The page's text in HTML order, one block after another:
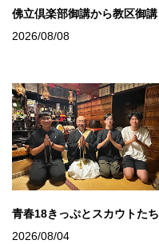
佛立倶楽部御講から教区御講
2026/08/08
青春18きっぷとスカウトたち
2026/08/04